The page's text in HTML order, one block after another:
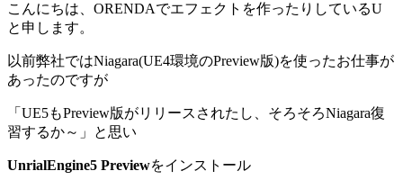
こんにちは、ORENDAでエフェクトを作ったりしているU
と申します。
以前弊社ではNiagara(UE4環境のPreview版)を使ったお仕事が
あったのですが
「UE5もPreview版がリリースされたし、そろそろNiagara復
習するか～」と思い
UnrialEngine5 Previewをインストール